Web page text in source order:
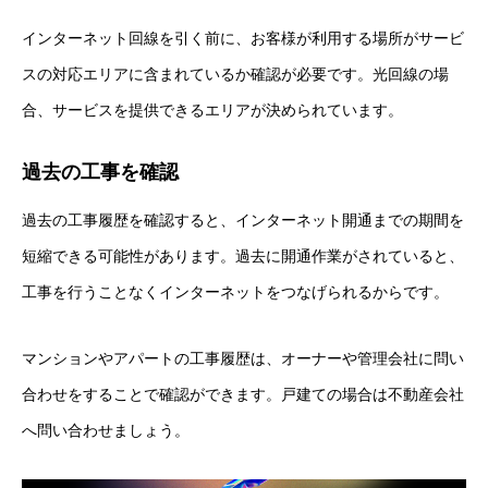
インターネット回線を引く前に、お客様が利用する場所がサービ
スの対応エリアに含まれているか確認が必要です。光回線の場
合、サービスを提供できるエリアが決められています。
過去の工事を確認
過去の工事履歴を確認すると、インターネット開通までの期間を
短縮できる可能性があります。過去に開通作業がされていると、
工事を行うことなくインターネットをつなげられるからです。
マンションやアパートの工事履歴は、オーナーや管理会社に問い
合わせをすることで確認ができます。戸建ての場合は不動産会社
へ問い合わせましょう。